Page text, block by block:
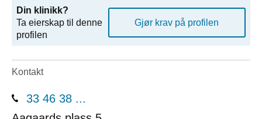
Din klinikk?
Ta eierskap til denne
profilen
Gjør krav på profilen
Kontakt
33 46 38 ...